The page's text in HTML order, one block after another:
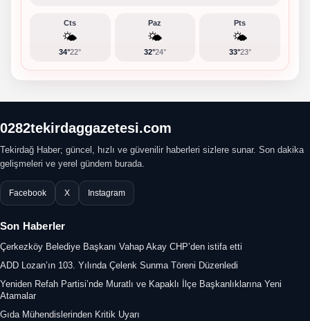
Cts
🌤️
34°22°
Paz
🌤️
32°24°
Pts
🌤️
33°23°
0282tekirdaggazetesi.com
Tekirdağ Haber; güncel, hızlı ve güvenilir haberleri sizlere sunar. Son dakika
gelişmeleri ve yerel gündem burada.
Facebook X Instagram
Son Haberler
Çerkezköy Belediye Başkanı Vahap Akay CHP’den istifa etti
ADD Lozan’ın 103. Yılında Çelenk Sunma Töreni Düzenledi
Yeniden Refah Partisi’nde Muratlı ve Kapaklı İlçe Başkanlıklarına Yeni
Atamalar
Gıda Mühendislerinden Kritik Uyarı